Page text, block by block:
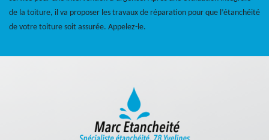
de la toiture, il va proposer les travaux de réparation pour que l’étanchéité
de votre toiture soit assurée. Appelez-le.